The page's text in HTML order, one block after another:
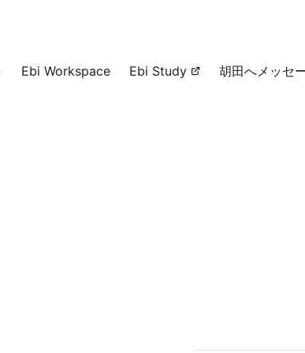
Ebi Workspace Ebi Study 胡田へメッセ